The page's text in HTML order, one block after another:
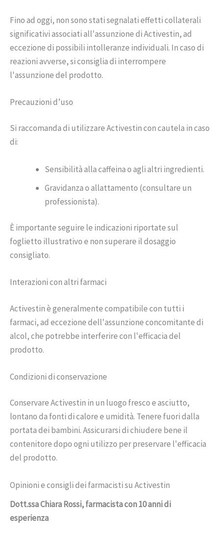
Fino ad oggi, non sono stati segnalati effetti collaterali
significativi associati all'assunzione di Activestin, ad
eccezione di possibili intolleranze individuali. In caso di
reazioni avverse, si consiglia di interrompere
l'assunzione del prodotto.
Precauzioni d’uso
Si raccomanda di utilizzare Activestin con cautela in caso
di:
Sensibilità alla caffeina o agli altri ingredienti.
Gravidanza o allattamento (consultare un
professionista).
È importante seguire le indicazioni riportate sul
foglietto illustrativo e non superare il dosaggio
consigliato.
Interazioni con altri farmaci
Activestin è generalmente compatibile con tutti i
farmaci, ad eccezione dell'assunzione concomitante di
alcol, che potrebbe interferire con l'efficacia del
prodotto.
Condizioni di conservazione
Conservare Activestin in un luogo fresco e asciutto,
lontano da fonti di calore e umidità. Tenere fuori dalla
portata dei bambini. Assicurarsi di chiudere bene il
contenitore dopo ogni utilizzo per preservare l'efficacia
del prodotto.
Opinioni e consigli dei farmacisti su Activestin
Dott.ssa Chiara Rossi, farmacista con 10 anni di
esperienza